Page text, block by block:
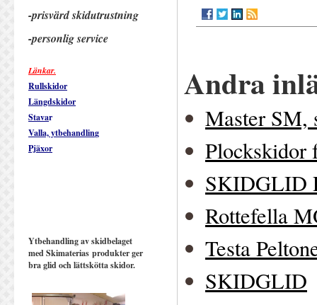
-prisvärd skidutrustning
-personlig service
Länkar.
Rullskidor
Längdskidor
Stavar
Valla, ytbehandling
Pjäxor
Ytbehandling av skidbelaget
med Skimaterias produkter ger
bra glid och lättskötta skidor.
Andra
Master SM,
Plockskidor
SKIDGLID
Rottefella
Testa
SKIDGLID